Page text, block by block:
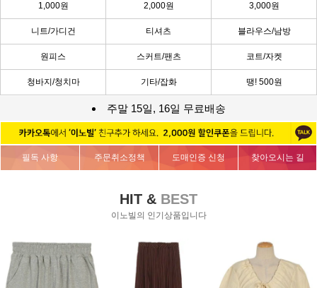
1,000원 2,000원 3,000원
니트/가디건 티셔츠 블라우스/남방
원피스 스커트/팬츠 코트/자켓
청바지/청치마 기타/잡화 땡! 500원
주말 15일, 16일 무료배송
필독 사항 주문취소정책 도매인증 신청 찾아오시는 길
HIT & BEST
이노빌의 인기상품입니다